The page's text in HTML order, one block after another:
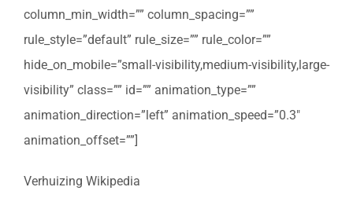
column_min_width=”” column_spacing=””
rule_style=”default” rule_size=”” rule_color=””
hide_on_mobile=”small-visibility,medium-visibility,large-
visibility” class=”” id=”” animation_type=””
animation_direction=”left” animation_speed=”0.3″
animation_offset=””]
Verhuizing Wikipedia